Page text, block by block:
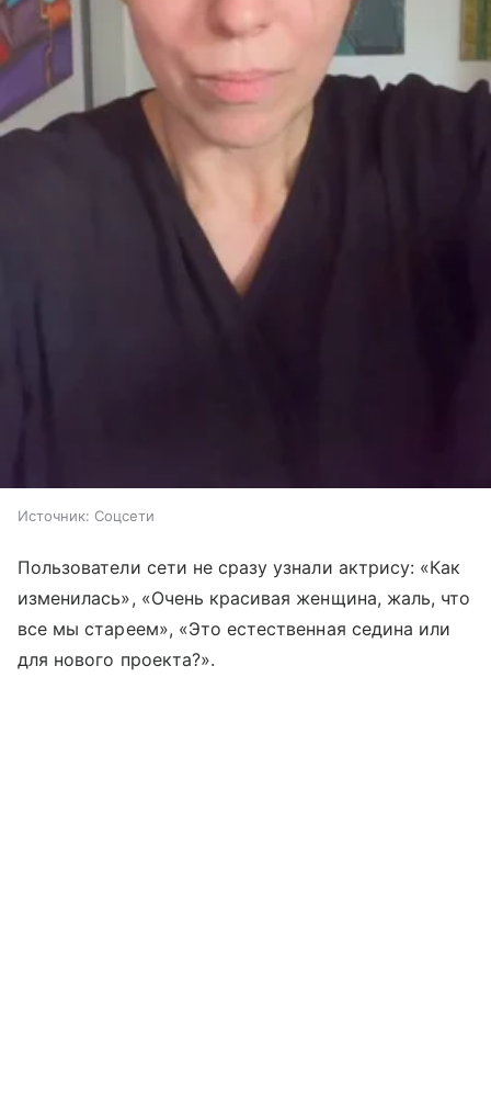
Источник: Соцсети
Пользователи сети не сразу узнали актрису: «Как
изменилась», «Очень красивая женщина, жаль, что
все мы стареем», «Это естественная седина или
для нового проекта?».